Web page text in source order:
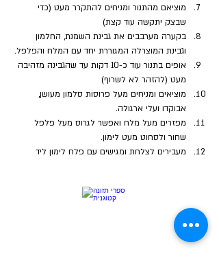
מוציאם מהתנור ומניחים להתקרר מעט (כדי
שבצק יתקשה עוד קצת)
בקערה מערבבים את גבינת השמנת, החלמון
וגבינת המוצרלה המגוררת יחד עם המלח והפלפל.
אופים בתנור עוד כ-10 דקות עד שהגבינה מזהיבה
מעט (להזהר לא לשרוף)
מוציאים ומניחים מעל פרוסות סלמון מעושן,
אבוקדו ועלי ארגולה.
מפזרים מעל מלח ואפשר לגרוס מעל פלפל
שחור ולסחוט מעט לימון.
מעבירים לצלחת ומגישים עם פלח לימון ליד